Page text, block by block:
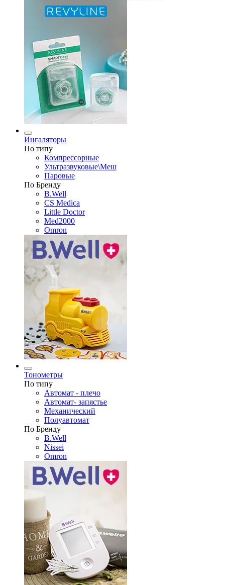
Ингаляторы
По типу
Компрессорные
Ультразвуковые\Меш
Паровые
По Бренду
B.Well
CS Medica
Little Doctor
Med2000
Omron
Тонометры
По типу
Автомат - плечо
Автомат- запястье
Механический
Полуавтомат
По Бренду
B.Well
Nissei
Omron